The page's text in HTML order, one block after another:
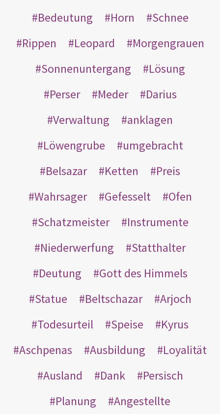
Bedeutung
Horn
Schnee
Rippen
Leopard
Morgengrauen
Sonnenuntergang
Lösung
Perser
Meder
Darius
Verwaltung
anklagen
Löwengrube
umgebracht
Belsazar
Ketten
Preis
Wahrsager
Gefesselt
Ofen
Schatzmeister
Instrumente
Niederwerfung
Statthalter
Deutung
Gott des Himmels
Statue
Beltschazar
Arjoch
Todesurteil
Speise
Kyrus
Aschpenas
Ausbildung
Loyalität
Ausland
Dank
Persisch
Planung
Angestellte